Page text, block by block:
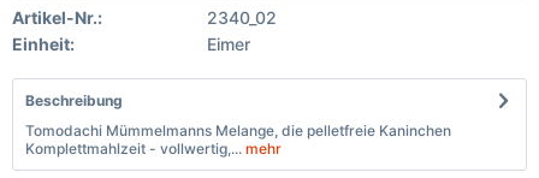
Artikel-Nr.:
2340_02
Einheit:
Eimer
Beschreibung
Tomodachi Mümmelmanns Melange, die pelletfreie Kaninchen
Komplettmahlzeit - vollwertig,... mehr